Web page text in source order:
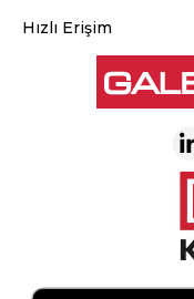
Hızlı Erişim